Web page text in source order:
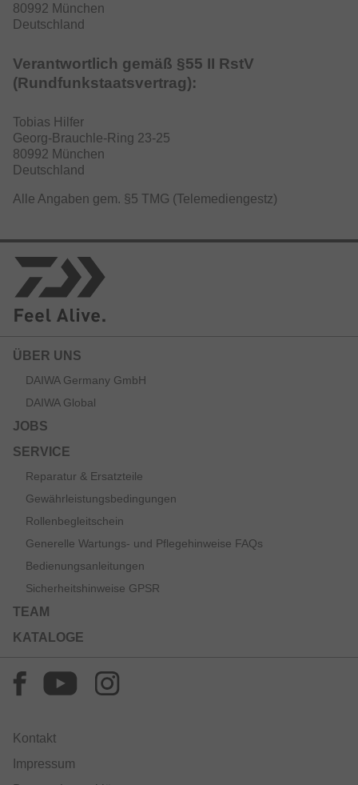
80992 München
Deutschland
Verantwortlich gemäß §55 II RstV
(Rundfunkstaatsvertrag):
Tobias Hilfer
Georg-Brauchle-Ring 23-25
80992 München
Deutschland
Alle Angaben gem. §5 TMG (Telemediengestz)
ÜBER UNS
DAIWA Germany GmbH
DAIWA Global
JOBS
SERVICE
Reparatur & Ersatzteile
Gewährleistungsbedingungen
Rollenbegleitschein
Generelle Wartungs- und Pflegehinweise FAQs
Bedienungsanleitungen
Sicherheitshinweise GPSR
TEAM
KATALOGE
Kontakt
Impressum